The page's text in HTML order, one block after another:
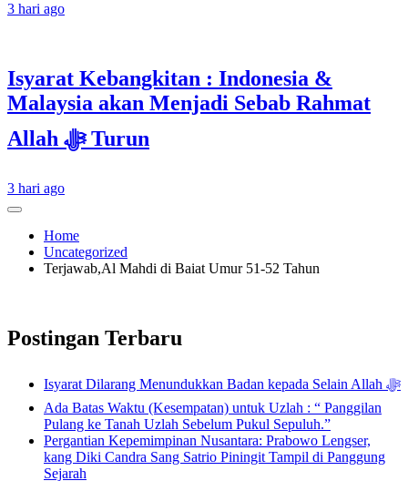
3 hari ago
Isyarat Kebangkitan : Indonesia &
Malaysia akan Menjadi Sebab Rahmat
Allah ﷻ Turun
3 hari ago
Home
Uncategorized
Terjawab,Al Mahdi di Baiat Umur 51-52 Tahun
Postingan Terbaru
Isyarat Dilarang Menundukkan Badan kepada Selain Allah ﷻ
Ada Batas Waktu (Kesempatan) untuk Uzlah : “ Panggilan
Pulang ke Tanah Uzlah Sebelum Pukul Sepuluh.”
Pergantian Kepemimpinan Nusantara: Prabowo Lengser,
kang Diki Candra Sang Satrio Piningit Tampil di Panggung
Sejarah